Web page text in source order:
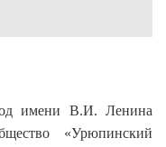
имени В.И. Ленина
«Урюпинский